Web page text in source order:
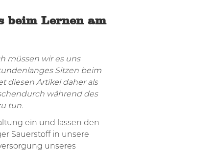
beim Lernen am
müssen wir es uns
Sitzen beim
diesen Artikel daher als
während des
tun.
ein und lassen den
Sauerstoff in unsere
unseres